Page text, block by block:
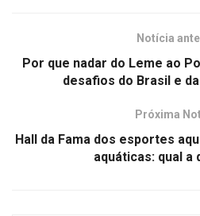
Notícia
Por que nadar do Leme ao
desafios do Brasil e
Próxima
Hall da Fama dos esportes
aquáticas: qual a